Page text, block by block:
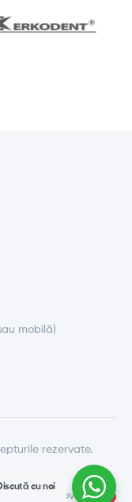
mobilă)
rezervate.
Made with love by
cu noi